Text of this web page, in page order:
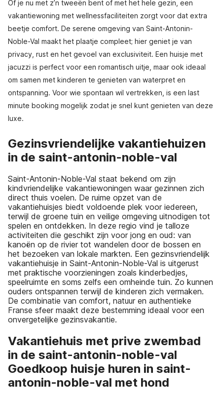
Of je nu met z’n tweeën bent of met het hele gezin, een
vakantiewoning met wellnessfaciliteiten zorgt voor dat extra
beetje comfort. De serene omgeving van Saint-Antonin-
Noble-Val maakt het plaatje compleet; hier geniet je van
privacy, rust en het gevoel van exclusiviteit. Een huisje met
jacuzzi is perfect voor een romantisch uitje, maar ook ideaal
om samen met kinderen te genieten van waterpret en
ontspanning. Voor wie spontaan wil vertrekken, is een last
minute booking mogelijk zodat je snel kunt genieten van deze
luxe.
Gezinsvriendelijke vakantiehuizen
in de saint-antonin-noble-val
Saint-Antonin-Noble-Val staat bekend om zijn
kindvriendelijke vakantiewoningen waar gezinnen zich
direct thuis voelen. De ruime opzet van de
vakantiehuisjes biedt voldoende plek voor iedereen,
terwijl de groene tuin en veilige omgeving uitnodigen tot
spelen en ontdekken. In deze regio vind je talloze
activiteiten die geschikt zijn voor jong en oud: van
kanoën op de rivier tot wandelen door de bossen en
het bezoeken van lokale markten. Een gezinsvriendelijk
vakantiehuisje in Saint-Antonin-Noble-Val is uitgerust
met praktische voorzieningen zoals kinderbedjes,
speelruimte en soms zelfs een omheinde tuin. Zo kunnen
ouders ontspannen terwijl de kinderen zich vermaken.
De combinatie van comfort, natuur en authentieke
Franse sfeer maakt deze bestemming ideaal voor een
onvergetelijke gezinsvakantie.
Vakantiehuis met prive zwembad
in de saint-antonin-noble-val
Goedkoop huisje huren in saint-
antonin-noble-val met hond